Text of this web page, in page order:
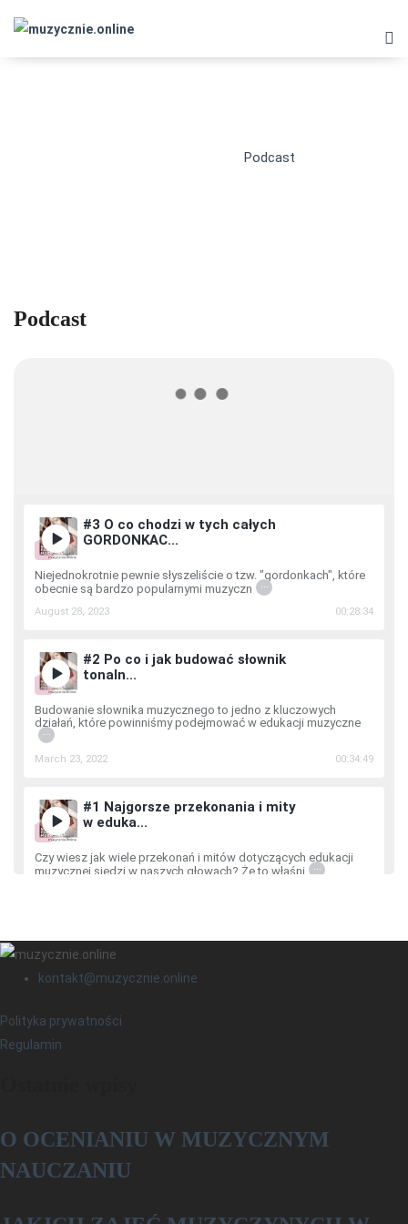
Podcast
Podcast
#3 O co chodzi w tych całych
GORDONKAC...
Niejednokrotnie pewnie słyszeliście o tzw. "gordonkach", które
obecnie są bardzo popularnymi muzyczn
...
00:28:34
August 28, 2023
#2 Po co i jak budować słownik
tonaln...
Budowanie słownika muzycznego to jedno z kluczowych
działań, które powinniśmy podejmować w edukacji muzyczne
...
00:34:49
March 23, 2022
#1 Najgorsze przekonania i mity
w eduka...
Czy wiesz jak wiele przekonań i mitów dotyczących edukacji
muzycznej siedzi w naszych głowach? Że to właśni
...
#0 Zapowiedź serii podcastów
March 29, 2021
kontakt@muzycznie.online
Polityka prywatności
Regulamin
O OCENIANIU W MUZYCZNYM
NAUCZANIU